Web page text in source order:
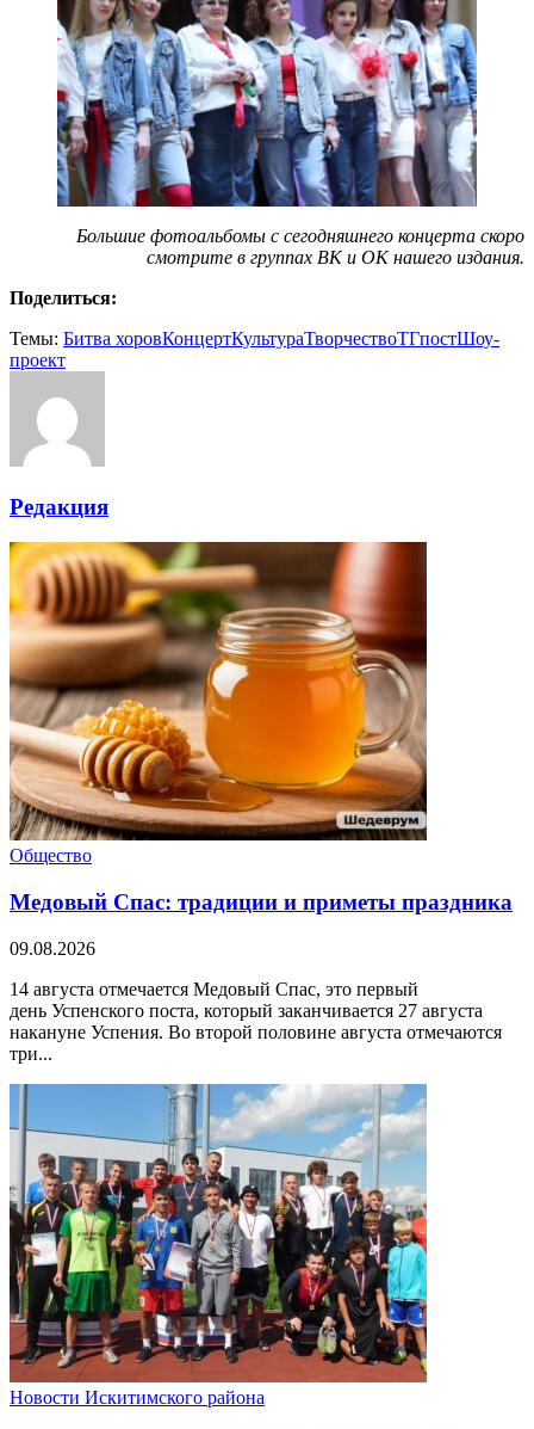
Большие фотоальбомы с сегодняшнего концерта скоро
смотрите в группах ВК и ОК нашего издания.
Поделиться:
Темы: Битва хоровКонцертКультураТворчествоТГпостШоу-
проект
Редакция
Общество
Медовый Спас: традиции и приметы праздника
09.08.2026
14 августа отмечается Медовый Спас, это первый
день Успенского поста, который заканчивается 27 августа
накануне Успения. Во второй половине августа отмечаются
три...
Новости Искитимского района